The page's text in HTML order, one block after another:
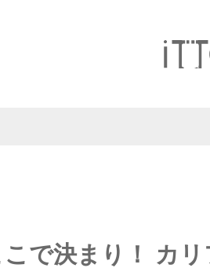
で決まり！ カ